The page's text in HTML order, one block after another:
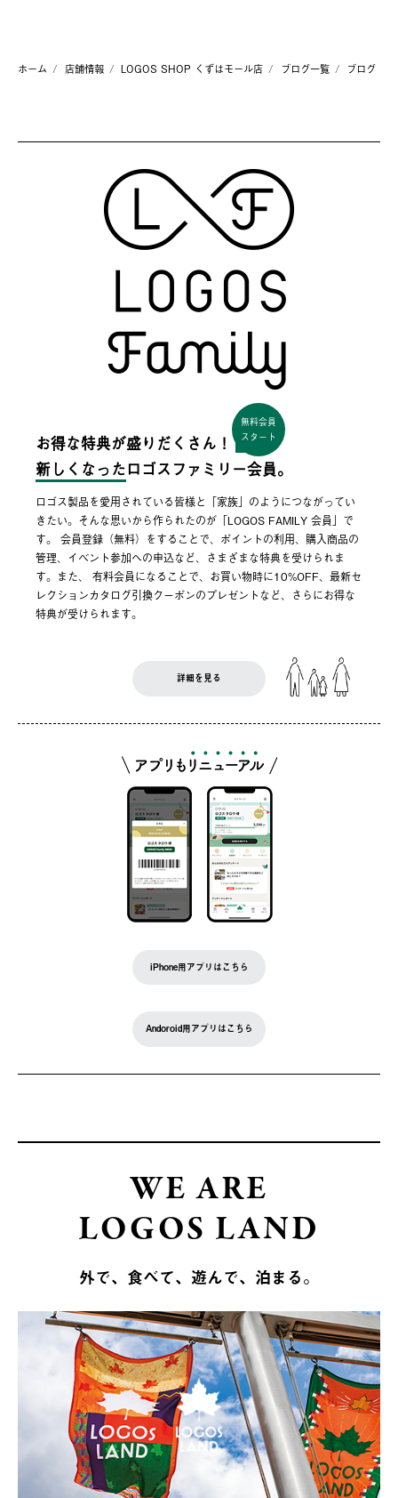
ホーム 店舗情報 LOGOS SHOP くずはモール店 ブログ一覧 ブログ
お得な特典が盛りだくさん！
無料会員
スタート
新しくなった ロゴスファミリー会員。
ロゴス製品を愛用されている皆様と「家族」のようにつながってい
きたい。そんな思いから作られたのが「LOGOS FAMILY 会員」で
す。 会員登録（無料）をすることで、ポイントの利用、購入商品の
管理、イベント参加への申込など、さまざまな特典を受けられま
す。また、 有料会員になることで、お買い物時に10%OFF、最新セ
レクションカタログ引換クーポンのプレゼントなど、さらにお得な
特典が受けられます。
詳細を見る
iPhone用アプリはこちら
Andoroid用アプリはこちら
WE ARE
LOGOS LAND
外で、食べて、遊んで、泊まる。